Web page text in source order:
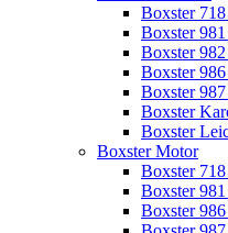
Boxster
Boxster
Boxster
Boxster
Boxster
Boxster
Boxster
Boxster Motor
Boxster
Boxster
Boxster